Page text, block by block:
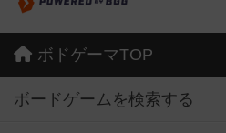
ボドゲーマTOP
ボードゲームを検索する